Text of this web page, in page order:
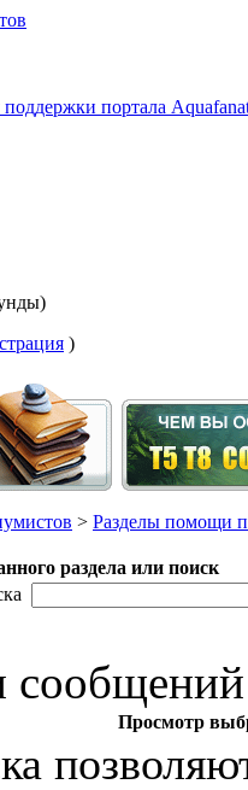
)
> Разделы помощи
раздела или поиск
сообщений
Просмотр